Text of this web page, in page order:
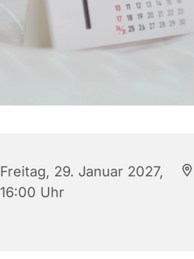
Freitag, 29. Januar 2027,
16:00 Uhr